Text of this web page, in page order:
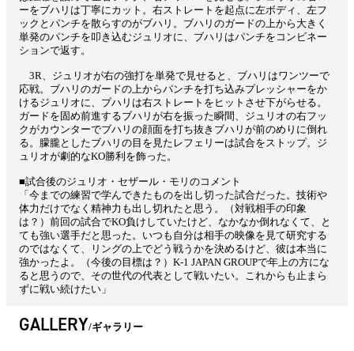
ーをブハリは丁寧にカット。右ストレートを起点に左ボディ、左フ
ックとパンチを散らすのがブハリ。ブハリのガードの上から大きく
単発のパンチを叩き込むジュリオに、ブハリはパンチをコンビネー
ションで返す。
3R、ジュリオが右の強打を単発で見せると、ブハリはワンツーで
応戦。ブハリのガードの上からパンチを打ち込みプレッシャーをか
けるジュリオに、ブハリは右ストレートをヒットさせ下がらせる。
ガードを固め前進するブハリが右を振った瞬間、ジュリオの右フッ
クがカウンターでブハリの顔面を打ち抜きブハリが前のめりに倒れ
る。朦朧としたブハリの目を見たレフェリーは試合をストップ。ジ
ュリオが劇的なKO勝利を飾った。
■試合後のジュリオ・セザール・モリのコメント
「今までの練習で学んできたものを出し切った試合だった。技術や
体力だけでなく精神力も出し切れたと思う。（対戦相手の印象
は？）前回の試合でKO負けしていたけど、なかなか倒れなくて、と
ても強い選手だと思った。いつも自分は相手の映像を見て研究する
のではなくて、リングの上でどう戦うかを決めるけど、彼は本当に
強かったよ。（今後の目標は？）K-1 JAPAN GROUPで年上の方にな
ると思うので、その世代の代表として戦いたい。これからも止まら
ずに戦い続けたい」
GALLERY ギャラリー